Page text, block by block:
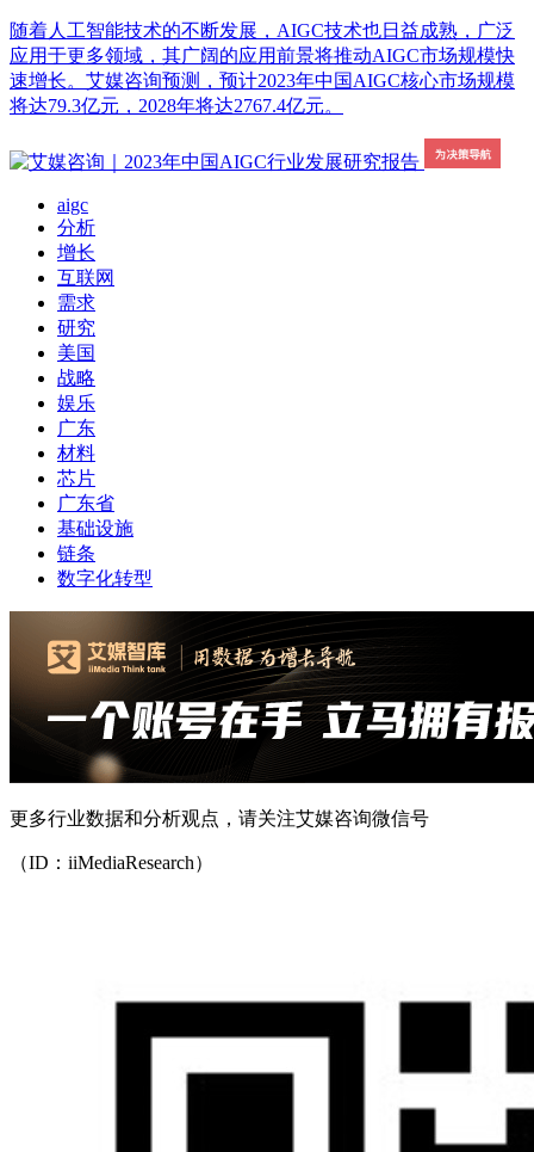
随着人工智能技术的不断发展，AIGC技术也日益成熟，广泛
应用于更多领域，其广阔的应用前景将推动AIGC市场规模快
速增长。艾媒咨询预测，预计2023年中国AIGC核心市场规模
将达79.3亿元，2028年将达2767.4亿元。
aigc
分析
增长
互联网
需求
研究
美国
战略
娱乐
广东
材料
芯片
广东省
基础设施
链条
数字化转型
更多行业数据和分析观点，请关注艾媒咨询微信号
（ID：iiMediaResearch）